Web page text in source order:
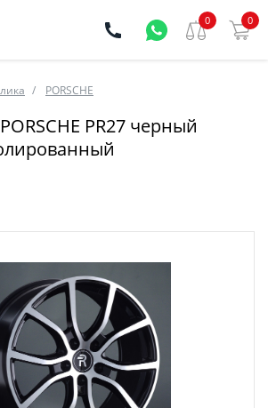
0 0
PORSCHE
PR27 черный